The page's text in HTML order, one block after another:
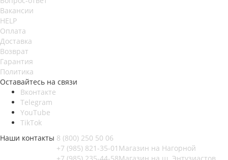
Вакансии
HELP
Оплата
Доставка
Возврат
Гарантия
Политика
Оставайтесь на связи
Вконтакте
Telegram
YouTube
TikTok
Наши контакты 8 (800) 250 50 06
+7 (985) 821-35-01 Магазин на Нагорной
+7 (985) 235-44-58Магазин на ш. Энтузиастов